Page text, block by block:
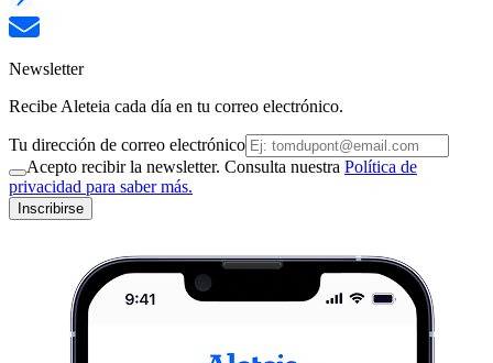
Newsletter
Recibe Aleteia cada día en tu correo electrónico.
Tu dirección de correo electrónico
Acepto recibir la newsletter. Consulta nuestra Política de
privacidad para saber más.
Inscribirse